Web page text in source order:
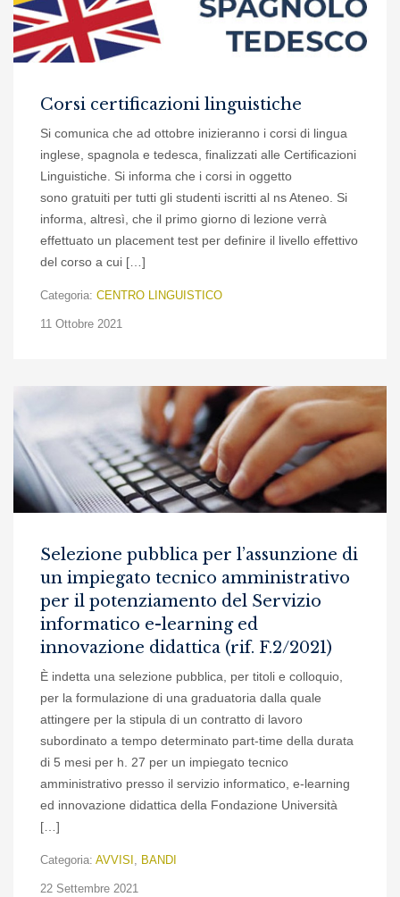
Corsi certificazioni linguistiche
Si comunica che ad ottobre inizieranno i corsi di lingua
inglese, spagnola e tedesca, finalizzati alle Certificazioni
Linguistiche. Si informa che i corsi in oggetto
sono gratuiti per tutti gli studenti iscritti al ns Ateneo. Si
informa, altresì, che il primo giorno di lezione verrà
effettuato un placement test per definire il livello effettivo
del corso a cui […]
Categoria: CENTRO LINGUISTICO
11 Ottobre 2021
Selezione pubblica per l’assunzione di
un impiegato tecnico amministrativo
per il potenziamento del Servizio
informatico e-learning ed
innovazione didattica (rif. F.2/2021)
È indetta una selezione pubblica, per titoli e colloquio,
per la formulazione di una graduatoria dalla quale
attingere per la stipula di un contratto di lavoro
subordinato a tempo determinato part-time della durata
di 5 mesi per h. 27 per un impiegato tecnico
amministrativo presso il servizio informatico, e-learning
ed innovazione didattica della Fondazione Università
[…]
Categoria: AVVISI , BANDI
22 Settembre 2021